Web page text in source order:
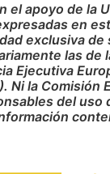
el apoyo de la
en
exclusiva de
las de
Ejecutiva
Ni la Comisión
del uso